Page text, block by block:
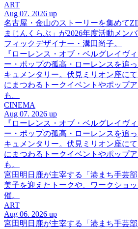
ART
Aug 07. 2026 up
名古屋・金山のストーリーを集めて
まじんくらぶ」が2026年度活動メン
フィックデザイナー・溝田尚子。
『ローレンス・オブ・ベルグレイヴ
ー・ポップの孤高・ローレンスを追
キュメンタリー。伏見ミリオン座に
にまつわるトークイベントやポップ
も。
CINEMA
Aug 07. 2026 up
『ローレンス・オブ・ベルグレイヴ
ー・ポップの孤高・ローレンスを追
キュメンタリー。伏見ミリオン座に
にまつわるトークイベントやポップ
も。
宮田明日鹿が主宰する「港まち手芸
美子を迎えたトークや、ワークショ
催。
ART
Aug 06. 2026 up
宮田明日鹿が主宰する「港まち手芸